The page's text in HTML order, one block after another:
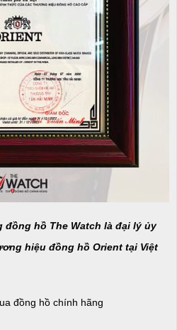
đồng hồ The Watch là đại lý ủy
hiệu đồng hồ Orient tại Việt